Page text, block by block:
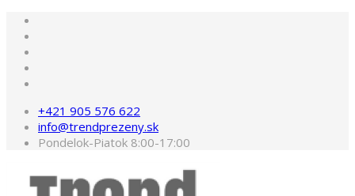
+421 905 576 622
info@trendprezeny.sk
Pondelok-Piatok 8:00-17:00